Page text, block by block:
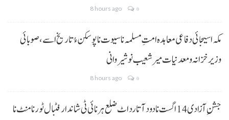
8 hours ago 0
مکہ اسیجائی دفاعی معاہدہ امتِ مسلمہ نا سیوت نا پوسکن ءُ تاریخ اسے، صوبائی
وزیر خزانہ و معدنیات میر شعیب نوشیروانی
8 hours ago 0
جشنِ آزادی 14 اگست نا دود آتا رد اٹ ضلع ہرنائی ٹی شاندار فٹبال ٹورنامنٹ نا